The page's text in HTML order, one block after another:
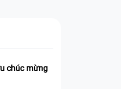
chúc mừng